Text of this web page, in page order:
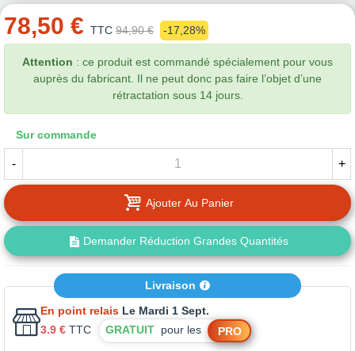
78,50 € TTC 94,90 € -17,28%
Attention : ce produit est commandé spécialement pour vous
auprès du fabricant. Il ne peut donc pas faire l’objet d’une
rétractation sous 14 jours.
Sur commande
- +
Ajouter Au Panier
Demander Réduction Grandes Quantités
Livraison
En point relais Le Mardi 1 Sept.
3.9 € TTC GRATUIT pour les PRO